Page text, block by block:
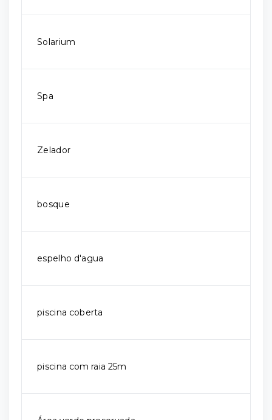
Solarium
Spa
Zelador
bosque
espelho d'agua
piscina coberta
piscina com raia 25m